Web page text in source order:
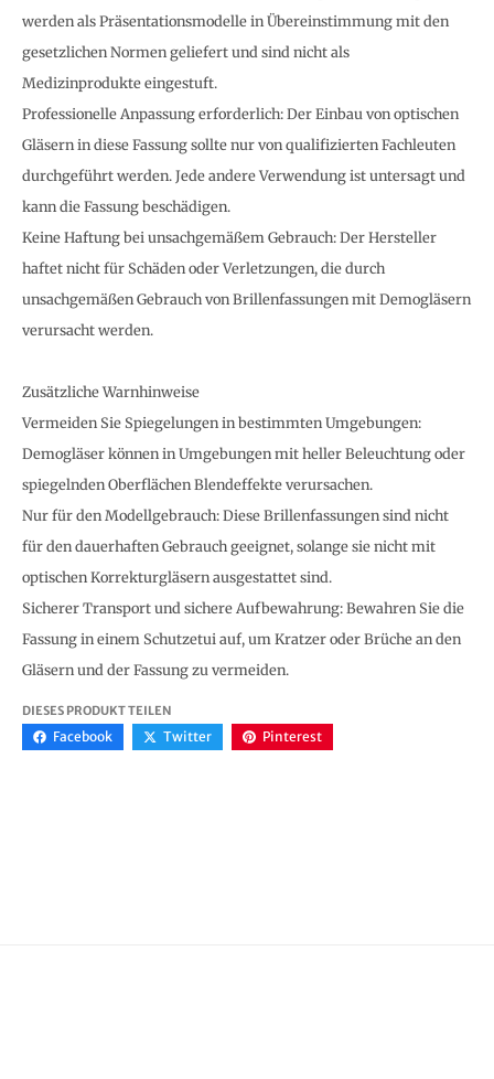
werden als Präsentationsmodelle in Übereinstimmung mit den
gesetzlichen Normen geliefert und sind nicht als
Medizinprodukte eingestuft.
Professionelle Anpassung erforderlich: Der Einbau von optischen
Gläsern in diese Fassung sollte nur von qualifizierten Fachleuten
durchgeführt werden. Jede andere Verwendung ist untersagt und
kann die Fassung beschädigen.
Keine Haftung bei unsachgemäßem Gebrauch: Der Hersteller
haftet nicht für Schäden oder Verletzungen, die durch
unsachgemäßen Gebrauch von Brillenfassungen mit Demogläsern
verursacht werden.
Zusätzliche Warnhinweise
Vermeiden Sie Spiegelungen in bestimmten Umgebungen:
Demogläser können in Umgebungen mit heller Beleuchtung oder
spiegelnden Oberflächen Blendeffekte verursachen.
Nur für den Modellgebrauch: Diese Brillenfassungen sind nicht
für den dauerhaften Gebrauch geeignet, solange sie nicht mit
optischen Korrekturgläsern ausgestattet sind.
Sicherer Transport und sichere Aufbewahrung: Bewahren Sie die
Fassung in einem Schutzetui auf, um Kratzer oder Brüche an den
Gläsern und der Fassung zu vermeiden.
DIESES PRODUKT TEILEN
Facebook Twitter Pinterest